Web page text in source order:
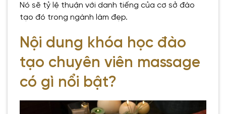
Nó sẽ tỷ lệ thuận với danh tiếng của cơ sở đào
tạo đó trong ngành làm đẹp.
Nội dung khóa học đào
tạo chuyên viên massage
có gì nổi bật?